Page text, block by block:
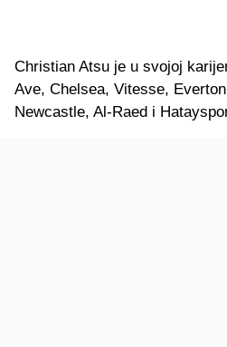
Christian Atsu je u svojoj
Ave, Chelsea, Vitesse,
Newcastle, Al-Raed i